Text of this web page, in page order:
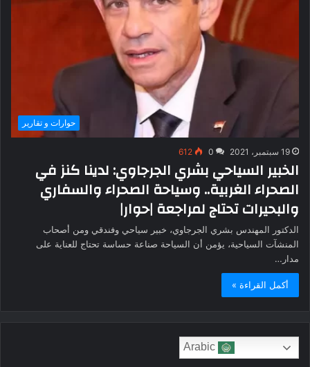
حوارات و تقارير
19 سبتمبر، 2021 0
612
الخبير السياحي بشري الجرجاوي: لدينا كنز في
الصحراء الغربية.. وسياحة الصحراء والسفاري
والبحيرات تحتاج لمراجعة |حوار|
الدكتور المهندس بشري الجرجاوي، خبير سياحي وفندقي ومن أصحاب
المنشآت السياحية، يؤمن أن السياحة صناعة حساسة تحتاج للعناية على
مدار…
أكمل القراءة »